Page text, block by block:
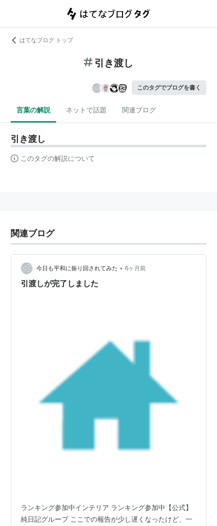
はてなブログ トップ
引き渡し
このタグでブログを書く
言葉の解説 ネットで話題 関連ブログ
引き渡し
このタグの解説について
関連ブログ
今日も平和に振り回されてみた • 6ヶ月前
引渡しが完了しました
ランキング参加中インテリア ランキング参加中【公式】
純日記グループ ここでの報告が少し遅くなったけど、一